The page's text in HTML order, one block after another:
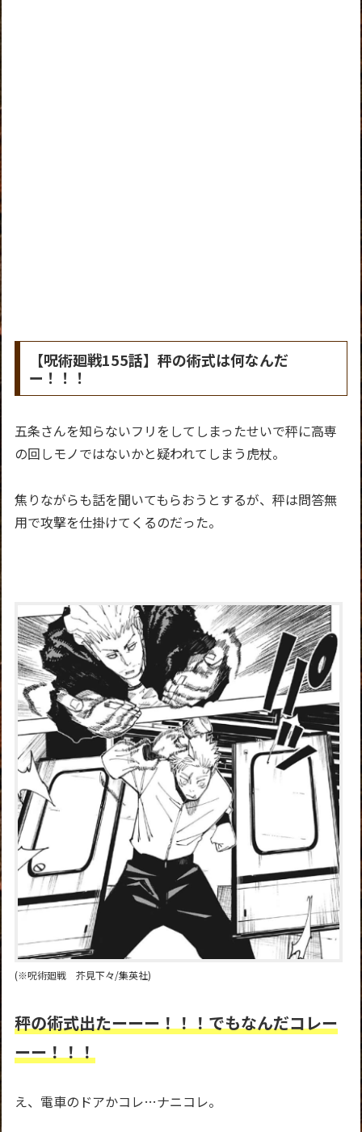
【呪術廻戦155話】秤の術式は何なんだ
ー！！！
五条さんを知らないフリをしてしまったせいで秤に高専
の回しモノではないかと疑われてしまう虎杖。
焦りながらも話を聞いてもらおうとするが、秤は問答無
用で攻撃を仕掛けてくるのだった。
(※呪術廻戦 芥見下々/集英社)
秤の術式出たーーー！！！でもなんだコレー
ーー！！！
え、電車のドアかコレ…ナニコレ。